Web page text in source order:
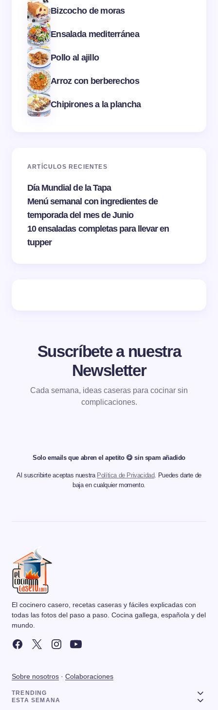
Bizcocho de moras
Ensalada mediterránea
Pollo al ajillo
Arroz con berberechos
Chipirones a la plancha
ARTÍCULOS RECIENTES
Día Mundial de la Tapa
Menú semanal con ingredientes de
temporada del mes de Junio
10 ensaladas completas para llevar en
tupper
Suscríbete a nuestra
Newsletter
Cada semana, ideas caseras para cocinar sin
complicaciones.
Solo emails que abren el apetito 😋 sin spam añadido
Al suscribirte aceptas nuestra Política de Privacidad. Puedes darte de
baja en cualquier momento.
El cocinero casero, recetas caseras y fáciles explicadas con
todas las fotos del paso a paso. Cocina gallega, española y del
mundo.
Sobre nosotros · Colaboraciones
TRENDING
ESTA SEMANA